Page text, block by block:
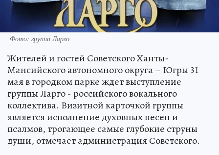
Фото: группа Ларго
Жителей и гостей Советского Ханты-
Мансийского автономного округа – Югры 31
мая в городком парке ждет выступление
группы Ларго - российского вокального
коллектива. Визитной карточкой группы
является исполнение духовных песен и
псалмов, трогающее самые глубокие струны
души, отмечает администрация Советского.